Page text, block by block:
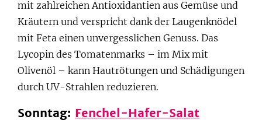
mit zahlreichen Antioxidantien aus Gemüse und
Kräutern und verspricht dank der Laugenknödel
mit Feta einen unvergesslichen Genuss. Das
Lycopin des Tomatenmarks – im Mix mit
Olivenöl – kann Hautrötungen und Schädigungen
durch UV-Strahlen reduzieren.
Sonntag: Fenchel-Hafer-Salat